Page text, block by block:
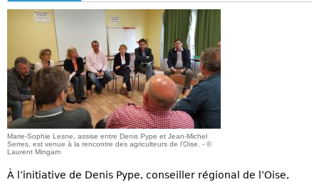
Marie-Sophie Lesne, assise entre Denis Pype et Jean-Michel
Serres, est venue à la rencontre des agriculteurs de l’Oise. - ©
Laurent Mingam
À l’initiative de Denis Pype, conseiller régional de l’Oise,